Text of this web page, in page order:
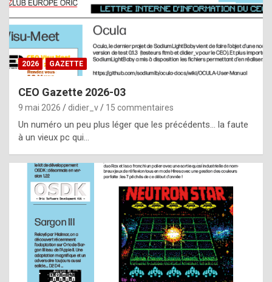
t
a
s
i
e
f
o
m
m
a
y
b
e
2026 GAZETTE
CEO Gazette 2026-03
9 mai 2026 didier_v 15 commentaires
Un numéro un peu plus léger que les précédents… la faute
à un vieux pc qui…